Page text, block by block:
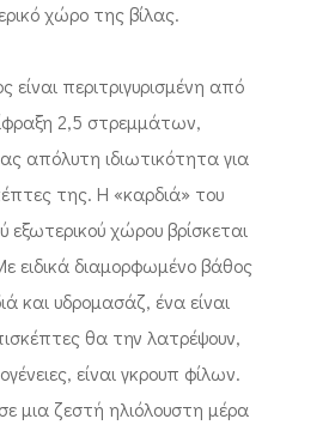
χώρο της βίλας.
είναι περιτριγυρισμένη από
2,5 στρεμμάτων,
απόλυτη ιδιωτικότητα για
της. Η «καρδιά» του
εξωτερικού χώρου βρίσκεται
ειδικά διαμορφωμένο βάθος
και υδρομασάζ, ένα είναι
θα την λατρέψουν,
είναι γκρουπ φίλων.
μια ζεστή ηλιόλουστη μέρα